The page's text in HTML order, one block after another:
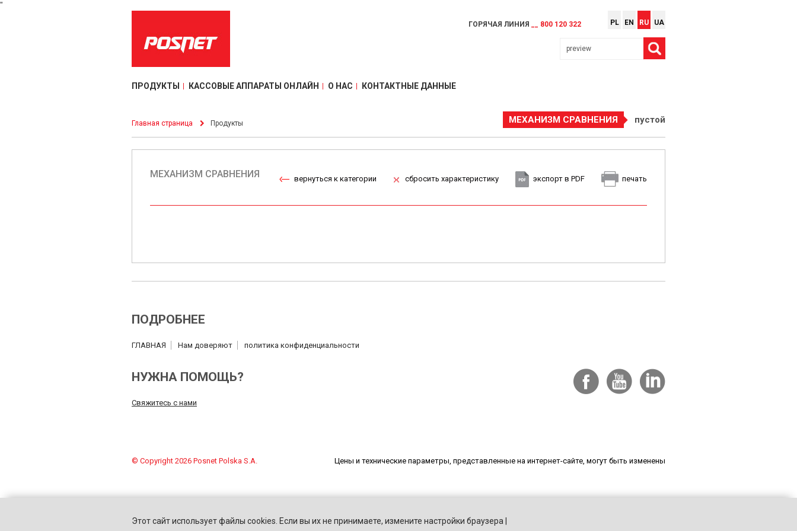
"
ГОРЯЧАЯ ЛИНИЯ __ 800 120 322 PL EN RU UA
ПРОДУКТЫ КАССОВЫЕ АППАРАТЫ ОНЛАЙН О НАС КОНТАКТНЫЕ ДАННЫЕ
Главная страница Продукты МЕХАНИЗМ СРАВНЕНИЯ пустой
МЕХАНИЗМ СРАВНЕНИЯ вернуться к категории сбросить характеристику экспорт в PDF печать
ПОДРОБНЕЕ
ГЛАВНАЯ Нам доверяют политика конфиденциальности
НУЖНА ПОМОЩЬ?
Свяжитесь с нами
© Copyright 2026 Posnet Polska S.A. Цены и технические параметры, представленные на интернет-сайте, могут быть изменены
Этот сайт использует файлы cookies. Если вы их не принимаете, измените настройки браузера |